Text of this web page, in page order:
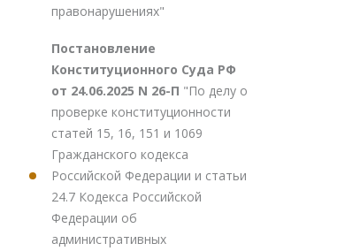
правонарушениях"
Постановление
Конституционного Суда РФ
от 24.06.2025 N 26-П "По делу о
проверке конституционности
статей 15, 16, 151 и 1069
Гражданского кодекса
Российской Федерации и статьи
24.7 Кодекса Российской
Федерации об
административных